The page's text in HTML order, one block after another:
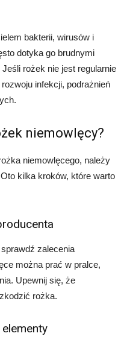
bakterii, wirusów i
dotyka go brudnymi
rożek nie jest regularnie
infekcji, podrażnień
niemowlęcy?
niemowlęcego, należy
kilka kroków, które warto
zalecenia
można prać w pralce,
Upewnij się, że
rożka.